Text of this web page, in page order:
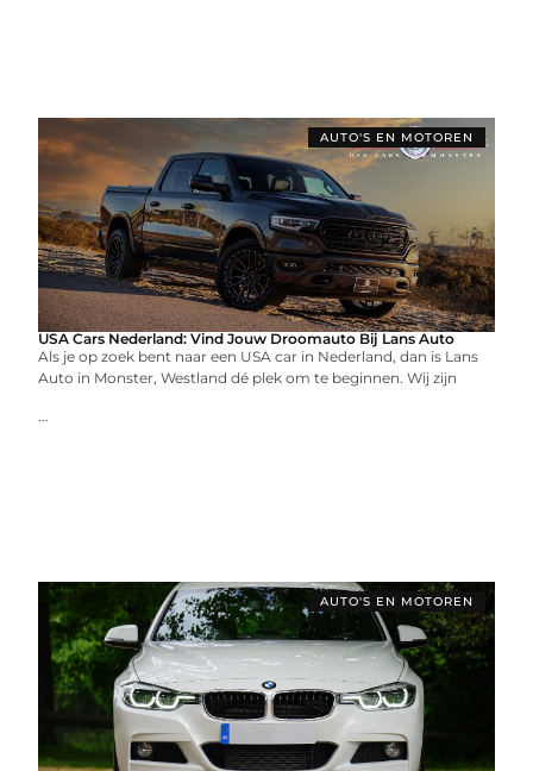
AUTO'S EN MOTOREN
USA Cars Nederland: Vind Jouw Droomauto Bij Lans Auto
Als je op zoek bent naar een USA car in Nederland, dan is Lans
Auto in Monster, Westland dé plek om te beginnen. Wij zijn
...
AUTO'S EN MOTOREN